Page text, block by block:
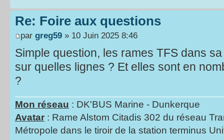
Re: Foire aux questions
par greg59 » 10 Juin 2025 8:46
Simple question, les rames TFS dans
sur quelles lignes ? Et elles sont en
?
Mon réseau : DK'BUS Marine - Dunkerque
Avatar : Rame Alstom Citadis 302 du réseau
Métropole dans le tiroir de la station terminus